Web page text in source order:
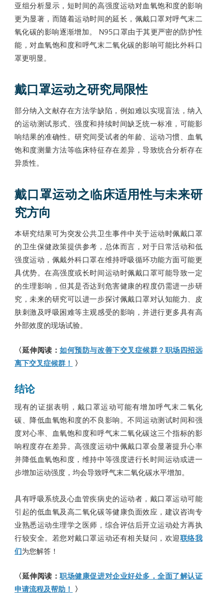
亚组分析显示，短时间的高强度运动对血氧饱和度的影响
更为显著，而随着运动时间的延长，佩戴口罩对呼气末二
氧化碳的影响逐渐增加。 N95口罩由于其更严密的防护性
能，对血氧饱和度和呼气末二氧化碳的影响可能比外科口
罩更明显。
戴口罩运动之研究局限性
部分纳入文献存在方法学缺陷，例如难以实现盲法，纳入
的运动测试形式、强度和持续时间缺乏统一标准，可能影
响结果的准确性。研究间受试者的年龄、运动习惯、血氧
饱和度测量方法等临床特征存在差异，导致统合分析存在
异质性。
戴口罩运动之临床适用性与未来研
究方向
本研究结果可为突发公共卫生事件中关于运动时佩戴口罩
的卫生保健政策提供参考，总体而言，对于日常活动和低
强度运动，佩戴外科口罩在维持呼吸循环功能方面可能更
具优势。在高强度或长时间运动时佩戴口罩可能导致一定
的生理影响，但其是否达到危害健康的程度仍需进一步研
究，未来的研究可以进一步探讨佩戴口罩对认知能力、皮
肤刺激及呼吸困难等主观感受的影响，并进行更多具有高
外部效度的现场试验。
〈延伸阅读：如何预防与改善下交叉症候群？职场四招远
离下交叉症候群！ 〉
结论
现有的证据表明，戴口罩运动可能有增加呼气末二氧化
碳、降低血氧饱和度的不良影响。不同运动测试时间和强
度对心率、血氧饱和度和呼气末二氧化碳这三个指标的影
响程度存在差异。高强度运动中佩戴口罩会显著提升心率
并降低血氧饱和度，维持中等强度进行长时间运动或进一
步增加运动强度，均会导致呼气末二氧化碳水平增加。
具有呼吸系统及心血管疾病史的运动者，戴口罩运动可能
引起的低血氧及高二氧化碳等健康负面效应，建议咨询专
业熟悉运动生理学之医师，综合评估后开立运动处方再执
行较安全。若您对戴口罩运动还有相关疑问，欢迎联络我
们为您解答！
〈延伸阅读：职场健康促进对企业好处多，全面了解认证
申请流程及帮助！ 〉